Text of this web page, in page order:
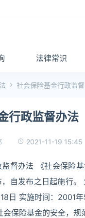
法律常识
社会保险基金行政监
行政监督办法
2021-11-19 15:45
督办法 《社会保险
自发布之日起施行
日 实施时间：2001
保险基金的安全，规